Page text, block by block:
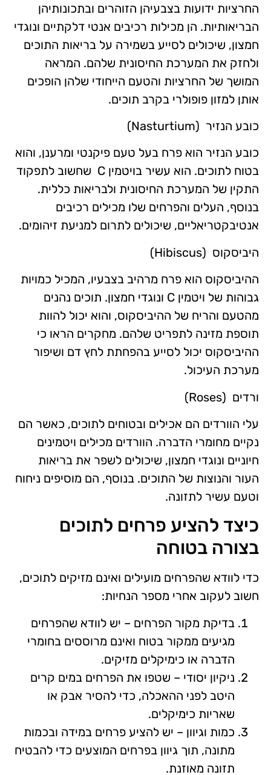
החרציות ידועות בצבעיהן הזוהרים ובתכונותיהן
הבריאותיות. הן מכילות רכיבים אנטי דלקתיים ונוגדי
חמצון, שיכולים לסייע בשמירה על בריאות התוכים
ולחזק את המערכת החיסונית שלהם. המראה
המושך של החרציות והטעם הייחודי שלהן הופכים
אותן למזון פופולרי בקרב תוכים.
כובע הנזיר (Nasturtium)
כובע הנזיר הוא פרח בעל טעם פיקנטי ומרענן, והוא
בטוח לתוכים. הוא עשיר בויטמין C שחשוב לתפקוד
התקין של המערכת החיסונית ולבריאות כללית.
בנוסף, העלים והפרחים שלו מכילים רכיבים
אנטיבקטריאליים, שיכולים לתרום למניעת זיהומים.
היביסקוס (Hibiscus)
ההיביסקוס הוא פרח מרהיב בצבעיו, המכיל כמויות
גבוהות של ויטמין C ונוגדי חמצון. תוכים נהנים
מהטעם והריח של ההיביסקוס, והוא יכול להוות
תוספת מזינה לתפריט שלהם. מחקרים הראו כי
ההיביסקוס יכול לסייע בהפחתת לחץ דם ושיפור
מערכת העיכול.
ורדים (Roses)
עלי הוורדים הם אכילים ובטוחים לתוכים, כאשר הם
נקיים מחומרי הדברה. הוורדים מכילים ויטמינים
חיוניים ונוגדי חמצון, שיכולים לשפר את בריאות
העור והנוצות של התוכים. בנוסף, הם מוסיפים ניחוח
וטעם עשיר לתזונה.
כיצד להציע פרחים לתוכים
בצורה בטוחה
כדי לוודא שהפרחים מועילים ואינם מזיקים לתוכים,
חשוב לעקוב אחרי מספר הנחיות:
בדיקת מקור הפרחים – יש לוודא שהפרחים
מגיעים ממקור בטוח ואינם מרוססים בחומרי
הדברה או כימיקלים מזיקים.
ניקיון יסודי – שטפו את הפרחים במים קרים
היטב לפני ההאכלה, כדי להסיר אבק או
שאריות כימיקלים.
כמות וגיוון – יש להציע פרחים במידה ובכמות
מתונה, תוך גיוון בפרחים המוצעים כדי להבטיח
תזונה מאוזנת.